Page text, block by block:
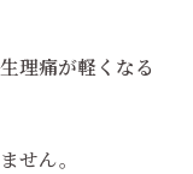
理痛が軽くなる
せん。